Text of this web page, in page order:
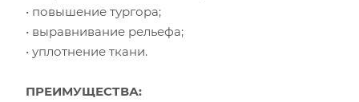
• повышение тургора;
• выравнивание рельефа;
• уплотнение ткани.
ПРЕИМУЩЕСТВА: